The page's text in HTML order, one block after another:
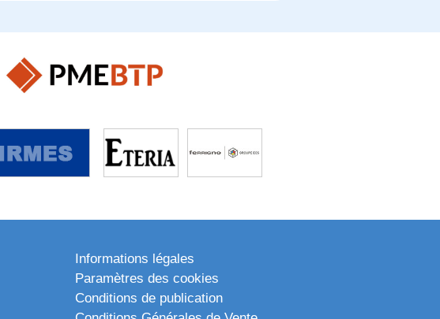
Informations légales
Paramètres des cookies
Conditions de publication